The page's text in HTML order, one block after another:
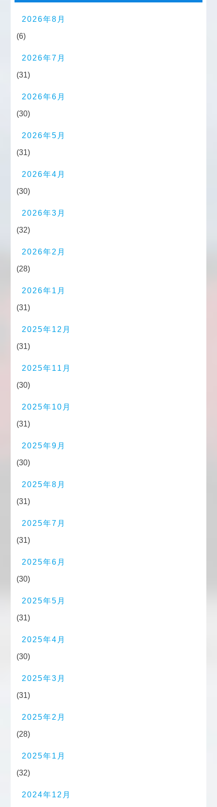
2026年8月
(6)
2026年7月
(31)
2026年6月
(30)
2026年5月
(31)
2026年4月
(30)
2026年3月
(32)
2026年2月
(28)
2026年1月
(31)
2025年12月
(31)
2025年11月
(30)
2025年10月
(31)
2025年9月
(30)
2025年8月
(31)
2025年7月
(31)
2025年6月
(30)
2025年5月
(31)
2025年4月
(30)
2025年3月
(31)
2025年2月
(28)
2025年1月
(32)
2024年12月